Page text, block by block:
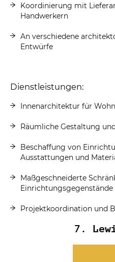
Koordinierung mit
Handwerkern
An verschiedene
Entwürfe
Dienstleistungen:
Innenarchitektur für
Räumliche Gestaltung
Beschaffung von
Ausstattungen und
Maßgeschneiderte
Einrichtungsgegenstände
Projektkoordination und
7.